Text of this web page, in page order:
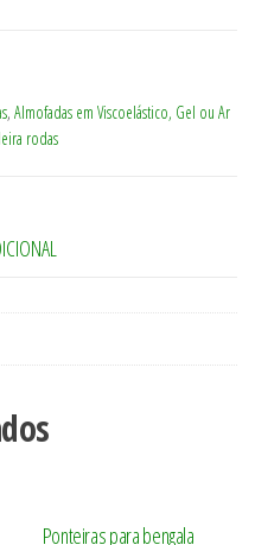
, Almofadas em Viscoelástico, Gel ou Ar
rodas
Ponteiras para bengala